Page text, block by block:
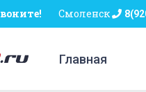
Смоленск
Главная